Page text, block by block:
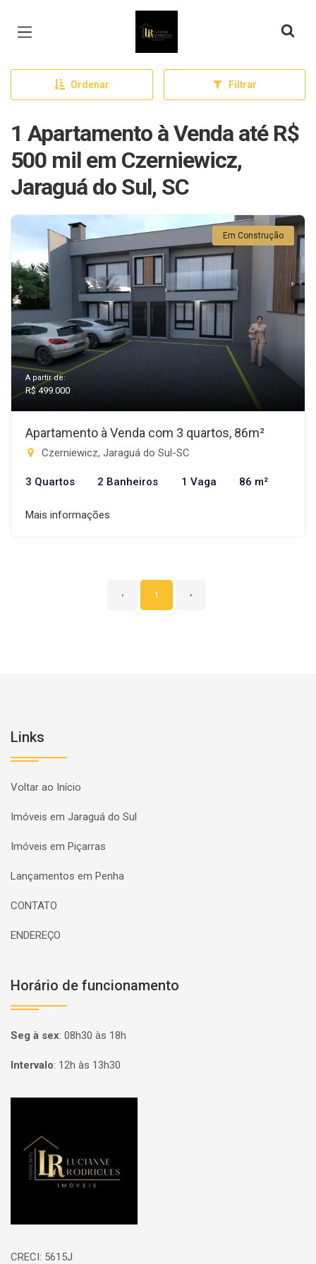
Página inicial
Ordenar Filtrar
1 Apartamento à Venda até R$
500 mil em Czerniewicz,
Jaraguá do Sul, SC
Em Construção
A partir de:
R$ 499.000
Apartamento à Venda com 3 quartos, 86m²
Czerniewicz, Jaraguá do Sul-SC
3 Quartos 2 Banheiros 1 Vaga 86 m²
Mais informações
‹ 1 ›
Links
Voltar ao Início
Imóveis em Jaraguá do Sul
Imóveis em Piçarras
Lançamentos em Penha
CONTATO
ENDEREÇO
Horário de funcionamento
Seg à sex: 08h30 às 18h
Intervalo: 12h às 13h30
CRECI: 5615J